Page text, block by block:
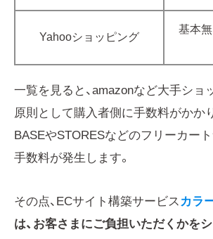
Yahooショッピング
基本無
一覧を見ると、amazonなど大手ショ
原則として購入者側に手数料がかか
BASEやSTORESなどのフリーカー
手数料が発生します。
その点、ECサイト構築サービスカラ
は、お客さまにご負担いただくかを